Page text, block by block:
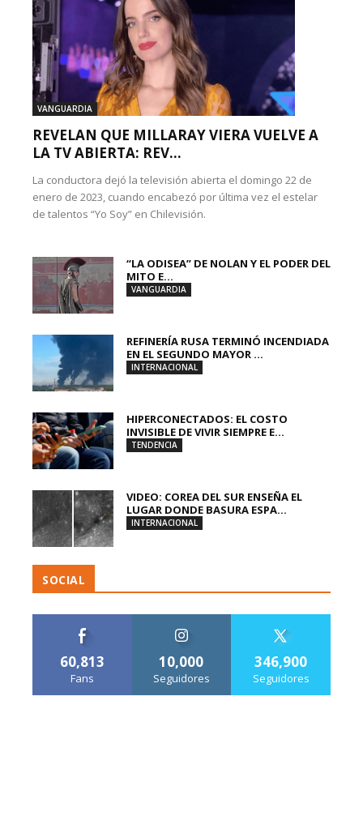
VANGUARDIA
REVELAN QUE MILLARAY VIERA VUELVE A
LA TV ABIERTA: REV...
La conductora dejó la televisión abierta el domingo 22 de
enero de 2023, cuando encabezó por última vez el estelar
de talentos “Yo Soy” en Chilevisión.
“LA ODISEA” DE NOLAN Y EL PODER DEL
MITO E...
VANGUARDIA
REFINERÍA RUSA TERMINÓ INCENDIADA
EN EL SEGUNDO MAYOR ...
INTERNACIONAL
HIPERCONECTADOS: EL COSTO
INVISIBLE DE VIVIR SIEMPRE E...
TENDENCIA
VIDEO: COREA DEL SUR ENSEÑA EL
LUGAR DONDE BASURA ESPA...
INTERNACIONAL
SOCIAL
60,813
Fans
10,000
Seguidores
346,900
Seguidores